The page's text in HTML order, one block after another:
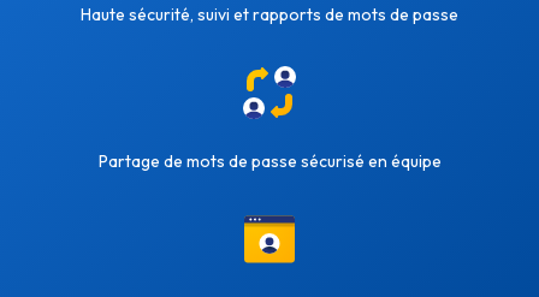
Haute sécurité, suivi et rapports de mots de passe
Partage de mots de passe sécurisé en équipe